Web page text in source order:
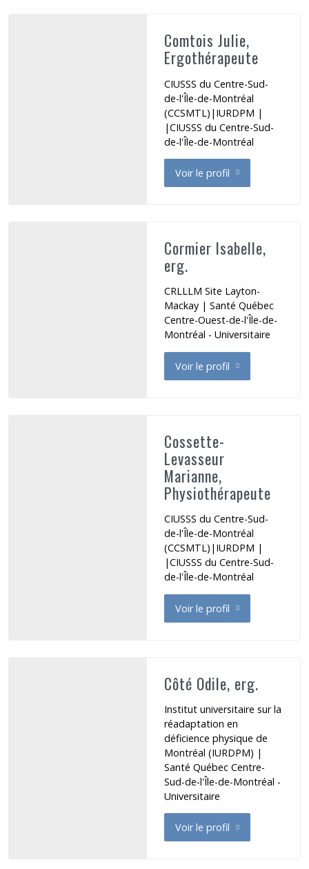
Comtois Julie,
Ergothérapeute
CIUSSS du Centre-Sud-
de-l'Île-de-Montréal
(CCSMTL)|IURDPM |
|CIUSSS du Centre-Sud-
de-l'Île-de-Montréal
Voir le profil
de Comtois Julie
Cormier Isabelle,
erg.
CRLLLM Site Layton-
Mackay | Santé Québec
Centre-Ouest-de-l'Île-de-
Montréal - Universitaire
Voir le profil
de Cormier Isabelle
Cossette-
Levasseur
Marianne,
Physiothérapeute
CIUSSS du Centre-Sud-
de-l'Île-de-Montréal
(CCSMTL)|IURDPM |
|CIUSSS du Centre-Sud-
de-l'Île-de-Montréal
Voir le profil
de Cossette-Levasseur
Côté Odile, erg.
Institut universitaire sur la
réadaptation en
déficience physique de
Montréal (IURDPM) |
Santé Québec Centre-
Sud-de-l'Île-de-Montréal -
Universitaire
Voir le profil
de Côté Odile